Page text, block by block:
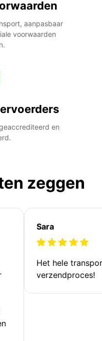
aanpasbaar
voorwaarden
en
zeggen
Sara
Het hele
verzendproces!